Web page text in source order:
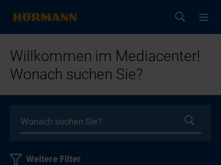
Willkommen im Mediacenter!
Wonach suchen Sie?
Weitere Filter